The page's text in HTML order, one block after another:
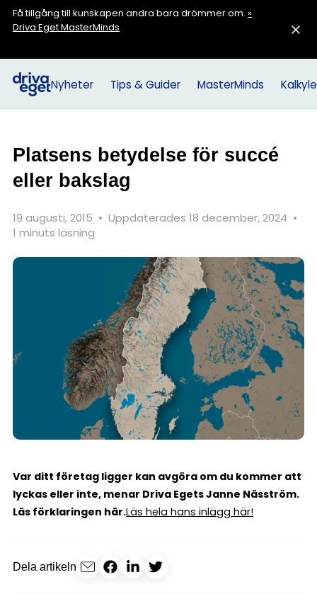
Få tillgång till kunskapen andra bara drömmer om. »
Driva Eget MasterMinds
Nyheter Tips & Guider MasterMinds
Platsens betydelse för succé
eller bakslag
19 augusti, 2015 • Uppdaterades 18 december, 2024 •
1 minuts läsning
Var ditt företag ligger kan avgöra om du kommer att
lyckas eller inte, menar Driva Egets Janne Näsström.
Läs förklaringen här.Läs hela hans inlägg här!
Dela artikeln